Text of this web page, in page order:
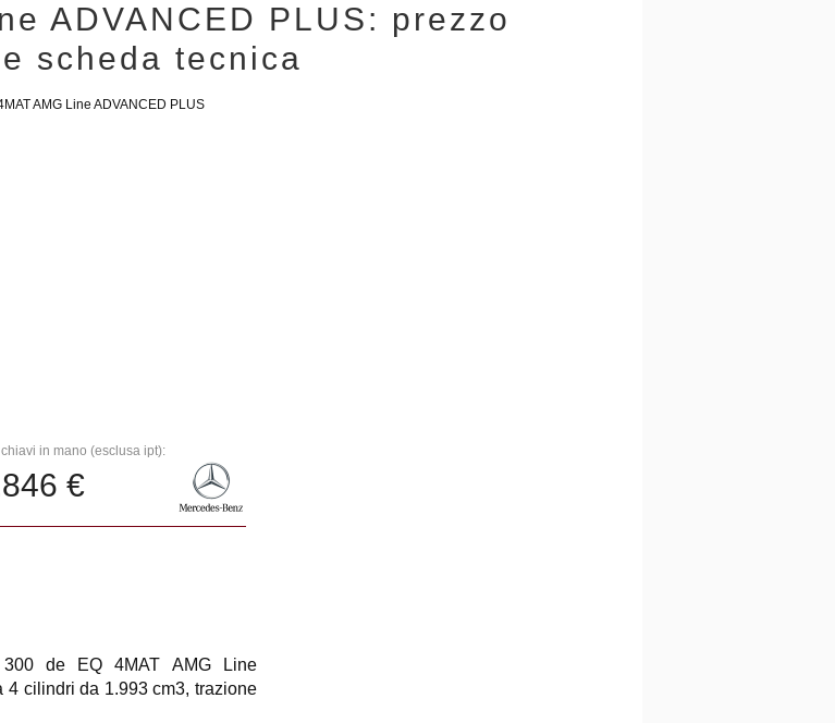
ADVANCED PLUS: prezzo
scheda tecnica
AMG Line ADVANCED PLUS
chiavi in mano (esclusa ipt):
€
de EQ 4MAT AMG Line
cilindri da 1.993 cm3, trazione